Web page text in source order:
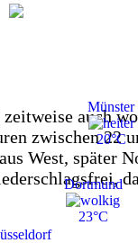
Dortmund
23°C
Münster
20°C
auch
zwischen 22
West, später